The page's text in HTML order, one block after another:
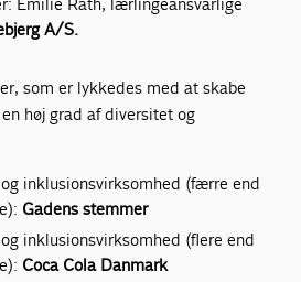
A/S.
som er lykkedes med at skabe
høj grad af diversitet og
inklusionsvirksomhed (færre end
Gadens stemmer
inklusionsvirksomhed (flere end
Coca Cola Danmark